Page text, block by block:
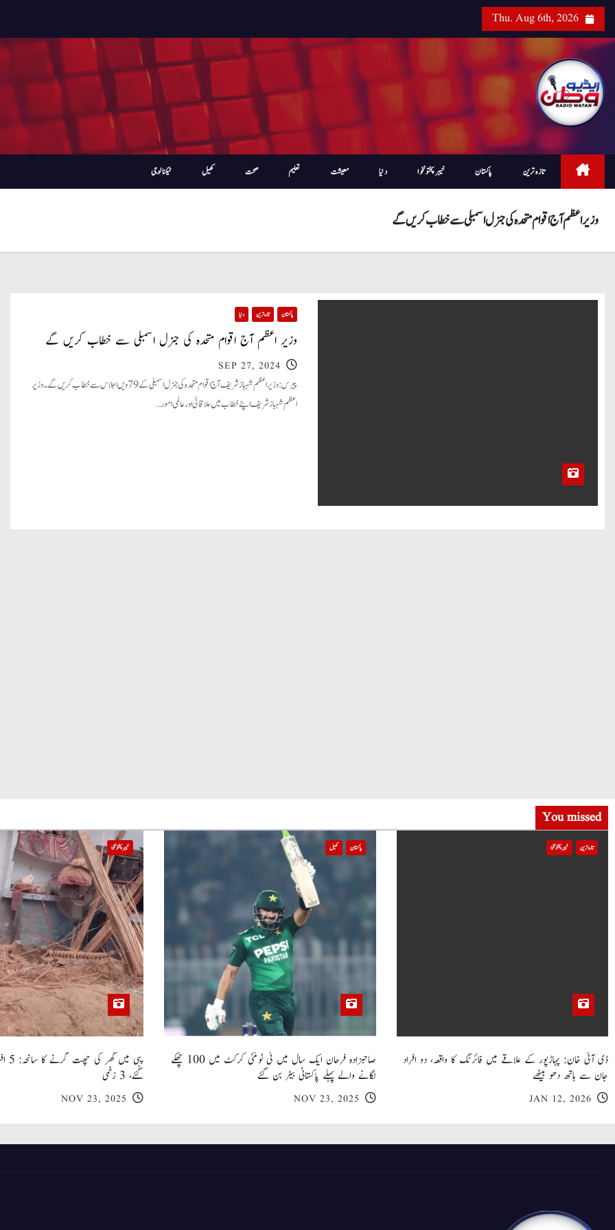
i
Thu. Aug 6th, 2026
تازہ ترین پاکستان خیبرپختونخوا دنیا معیشت تعلیم صحت کھیل ٹیکنالوجی
وزیر اعظم آج اقوام متحدہ کی جنرل اسمبلی سے خطاب کریں گے
پاکستان تازہ ترین دنیا
وزیر اعظم آج اقوام متحدہ کی جنرل اسمبلی سے خطاب کریں گے
SEP 27, 2024
پیرس: وزیر اعظم شہباز شریف آج اقوام متحدہ کی جنرل اسمبلی کے 79 ویں اجلاس سے خطاب کریں گے۔ وزیر
اعظم شہباز شریف اپنے خطاب میں علاقائی اور عالمی امور…
You missed
تازہ ترین خیبر پختونخوا
ڈی آئی خان: پہاڑپور کے علاقے میں فائرنگ کا واقعہ، دو افراد
جان سے ہاتھ دھو بیٹھے
JAN 12, 2026
پاکستان کھیل
صاحبزادہ فرحان ایک سال میں ٹی ٹوئنٹی کرکٹ میں 100 چھکے
لگانے والے پہلے پاکستانی بیٹر بن گئے
NOV 23, 2025
خیبر پختونخوا
گئے، 3 زخمی
NOV 23, 2025